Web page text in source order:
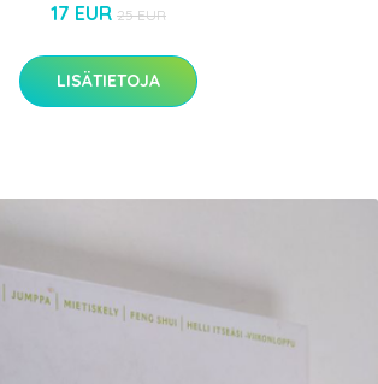
17 EUR 25 EUR
LISÄTIETOJA